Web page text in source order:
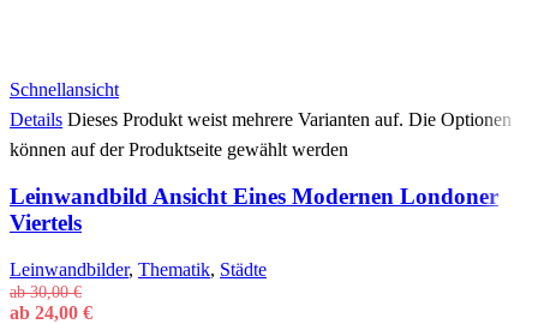
Schnellansicht
Details Dieses Produkt weist mehrere Varianten auf. Die Optionen
können auf der Produktseite gewählt werden
Leinwandbild Ansicht Eines Modernen Londoner
Viertels
Leinwandbilder, Thematik, Städte
ab30,00€
ab 24,00 €